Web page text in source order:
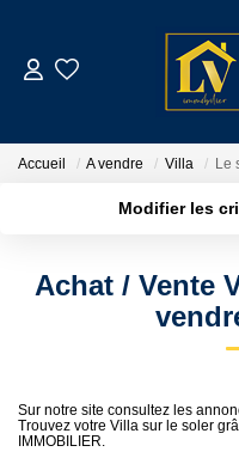
Accueil A vendre Villa Le
Modifier les
Type de bien
Créer une alerte
Achat / Vente
Sur notre site consultez les
Trouvez votre Villa sur le soler
IMMOBILIER.